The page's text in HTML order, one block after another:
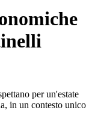
per un'estate
in un contesto unico